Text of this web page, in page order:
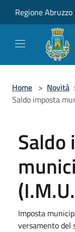
Regione Abruzzo
Home > Novità
Saldo imposta
Saldo
Imposta
versamento del